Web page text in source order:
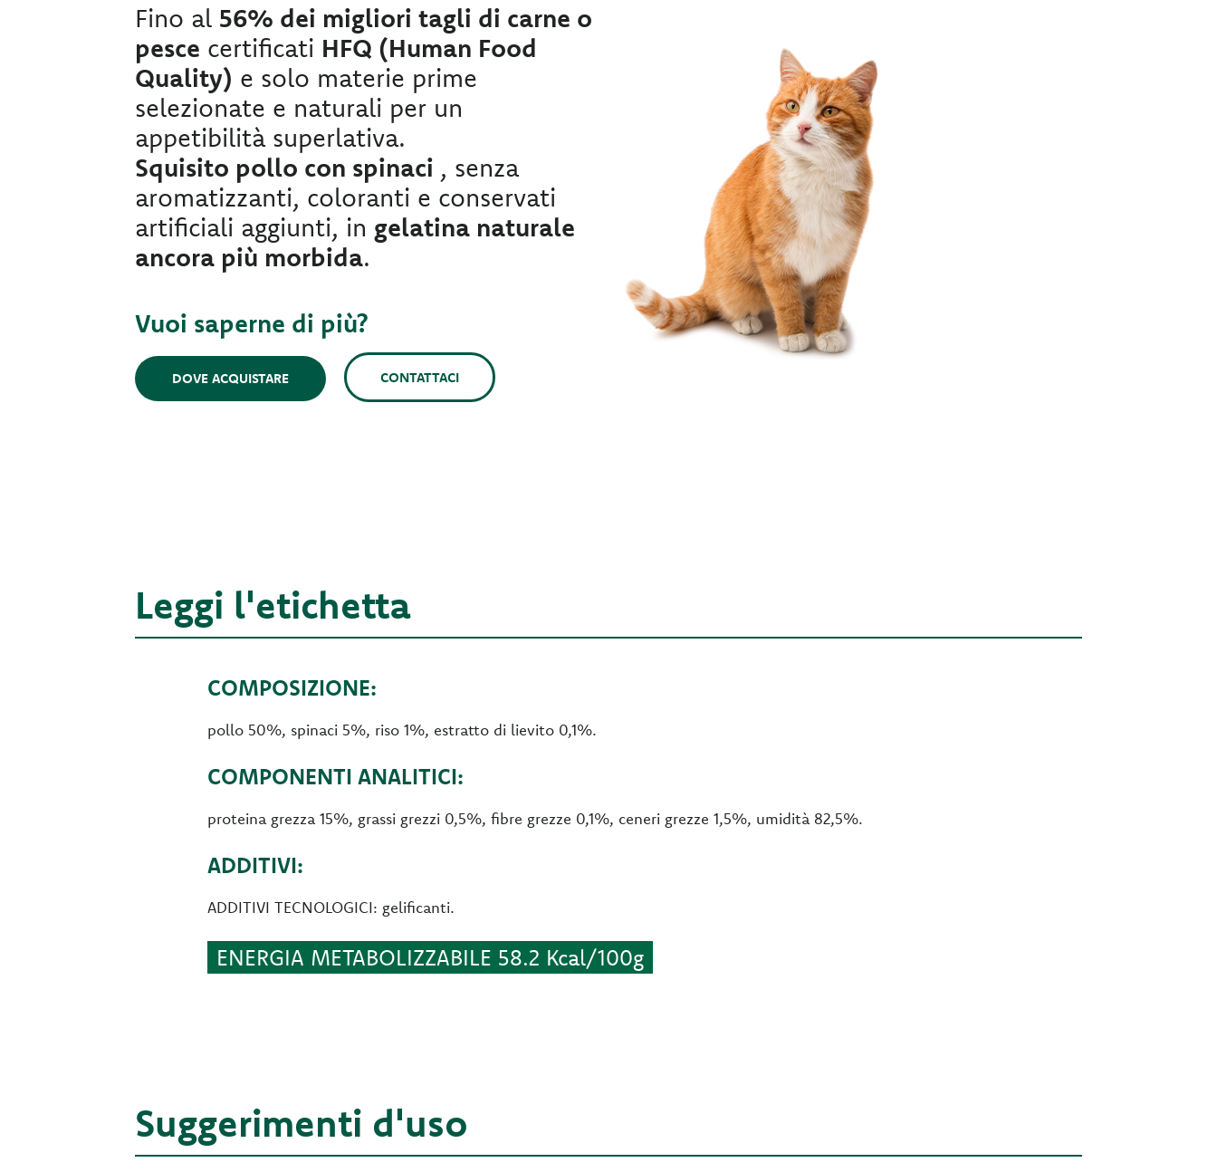
Fino al 56% dei migliori tagli di carne o
pesce certificati HFQ (Human Food
Quality) e solo materie prime
selezionate e naturali per un
appetibilità superlativa.
Squisito pollo con spinaci , senza
aromatizzanti, coloranti e conservati
artificiali aggiunti, in gelatina naturale
ancora più morbida.
Vuoi saperne di più?
DOVE ACQUISTARE CONTATTACI
Leggi l'etichetta
COMPOSIZIONE:
pollo 50%, spinaci 5%, riso 1%, estratto di lievito 0,1%.
COMPONENTI ANALITICI:
proteina grezza 15%, grassi grezzi 0,5%, fibre grezze 0,1%, ceneri grezze 1,5%, umidità 82,5%.
ADDITIVI:
ADDITIVI TECNOLOGICI: gelificanti.
ENERGIA METABOLIZZABILE 58.2 Kcal/100g
Suggerimenti d'uso